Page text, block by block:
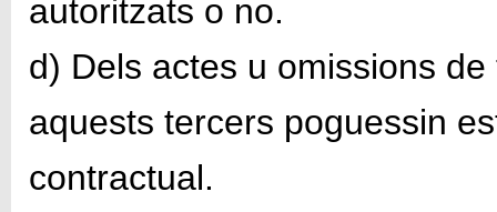
autoritzats o no.
d) Dels actes u omissions
aquests tercers poguessin
contractual.